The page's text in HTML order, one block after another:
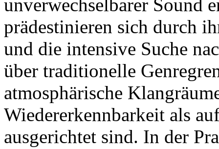
unverwechselbarer Sound
prädestinieren sich durch
und die intensive Suche
über traditionelle
atmosphärische
Wiedererkennbarkeit als
ausgerichtet sind. In der